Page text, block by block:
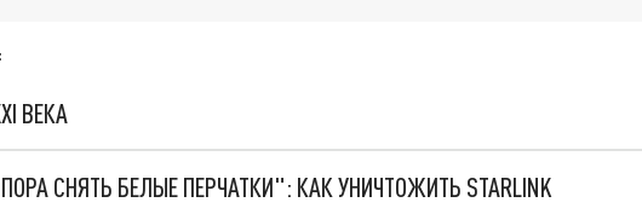
ВЕКА
СНЯТЬ БЕЛЫЕ ПЕРЧАТКИ": КАК УНИЧТОЖИТЬ STARLINK